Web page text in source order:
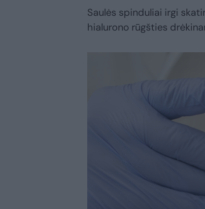
Saulės spinduliai irgi
hialurono rūgšties